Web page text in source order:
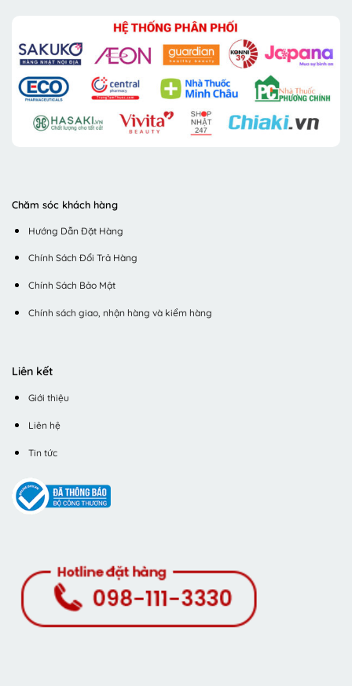
Chăm sóc khách hàng
Hướng Dẫn Đặt Hàng
Chính Sách Đổi Trả Hàng
Chính Sách Bảo Mật
Chính sách giao, nhận hàng và kiểm hàng
Liên kết
Giới thiệu
Liên hệ
Tin tức